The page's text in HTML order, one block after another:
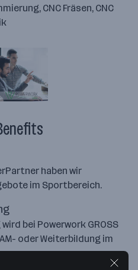
CNC Fräsen, CNC
haben wir
im Sportbereich.
bei Powerwork GROSS
oder Weiterbildung im